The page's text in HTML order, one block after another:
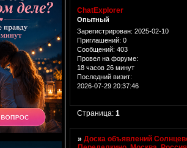
ChatExplorer
Опытный
Зарегистрирован: 2025-02-10
Приглашений: 0
Сообщений: 403
Провел на форуме:
18 часов 26 минут
Последний визит:
2026-07-29 20:37:46
Страница:1
»Доска объявлений